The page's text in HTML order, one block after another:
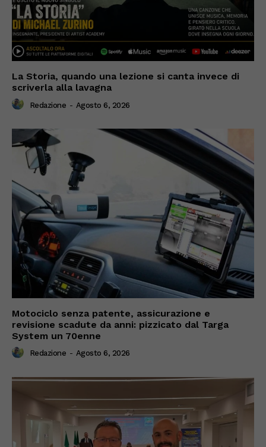
La Storia, quando una lezione si canta invece di
scriverla alla lavagna
Redazione - Agosto 6, 2026
Motociclo senza patente, assicurazione e
revisione scadute da anni: pizzicato dal Targa
System un 70enne
Redazione - Agosto 6, 2026